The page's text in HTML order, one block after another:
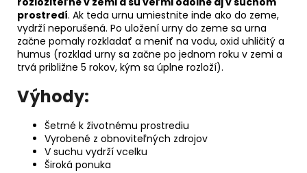
prostredí. Ak teda urnu umiestnite inde ako do zeme,
vydrží neporušená. Po uložení urny do zeme sa urna
začne pomaly rozkladať a meniť na vodu, oxid uhličitý a
humus (rozklad urny sa začne po jednom roku v zemi a
trvá približne 5 rokov, kým sa úplne rozloží).
Výhody:
Šetrné k životnému prostrediu
Vyrobené z obnoviteľných zdrojov
V suchu vydrží vcelku
Široká ponuka